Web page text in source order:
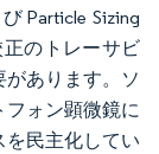
Particle Sizing
のトレーサビ
あります。ソ
ォン顕微鏡に
を民主化してい